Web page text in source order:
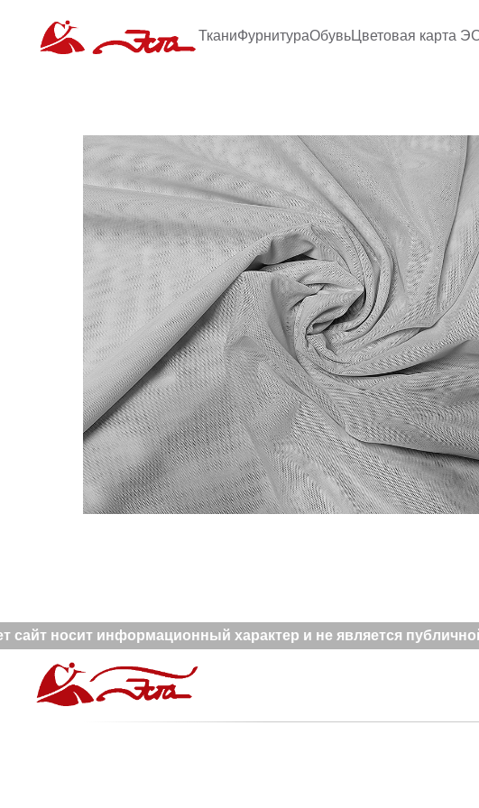
ТканиФурнитураОбувьЦветовая карта
сайт носит информационный характер и не является